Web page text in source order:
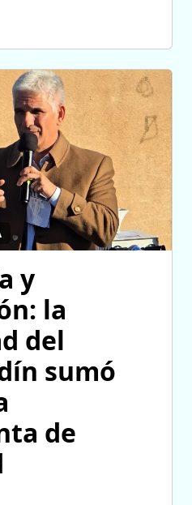
y
la
del
sumó
de